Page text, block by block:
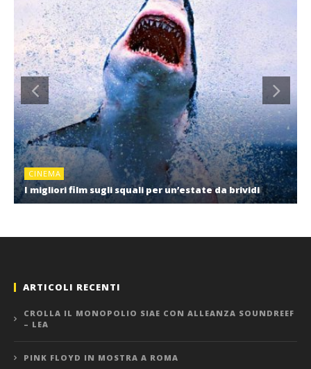
CINEMA
I migliori film sugli squali per un’estate da brividi
ARTICOLI RECENTI
CROLLA IL MONOPOLIO SIAE CON ALLEANZA SOUNDREEF
– LEA
PINK FLOYD IN MOSTRA A ROMA